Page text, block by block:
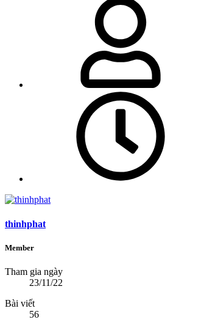
thinhphat
Member
Tham gia ngày
23/11/22
Bài viết
56